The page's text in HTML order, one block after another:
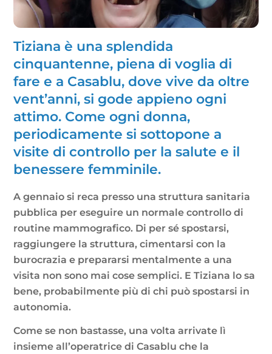
Tiziana è una splendida
cinquantenne, piena di voglia di
fare e a Casablu, dove vive da oltre
vent’anni, si gode appieno ogni
attimo. Come ogni donna,
periodicamente si sottopone a
visite di controllo per la salute e il
benessere femminile.
A gennaio si reca presso una struttura sanitaria
pubblica per eseguire un normale controllo di
routine mammografico. Di per sé spostarsi,
raggiungere la struttura, cimentarsi con la
burocrazia e prepararsi mentalmente a una
visita non sono mai cose semplici. E Tiziana lo sa
bene, probabilmente più di chi può spostarsi in
autonomia.
Come se non bastasse, una volta arrivate lì
insieme all’operatrice di Casablu che la